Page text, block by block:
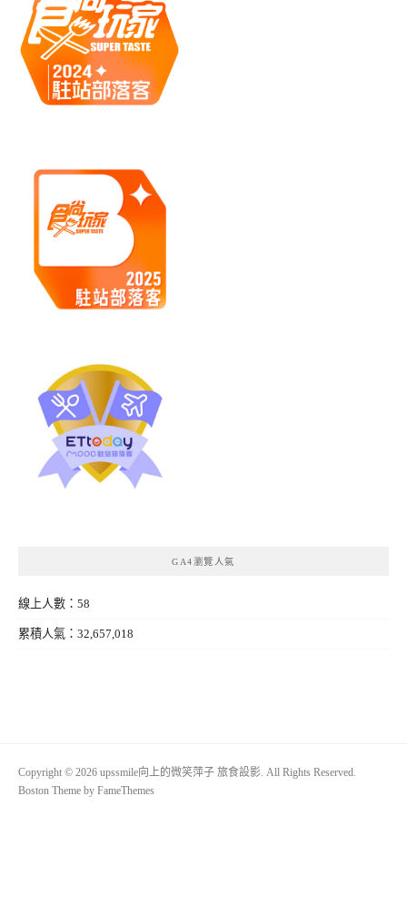
GA4瀏覽人氣
線上人數：58
累積人氣：32,657,018
Copyright © 2026 upssmile向上的微笑萍子 旅食設影. All Rights Reserved.
Boston Theme by FameThemes